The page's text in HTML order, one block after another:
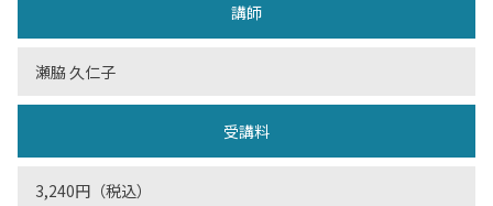
講師
瀬脇 久仁子
受講料
3,240円（税込）